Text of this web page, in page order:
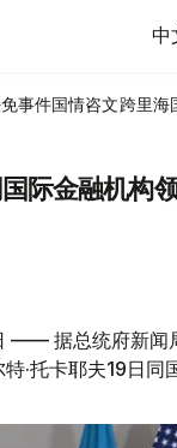
中
事件国情咨文跨里海
际金融机构
—— 据总统府新闻
·托卡耶夫19日同